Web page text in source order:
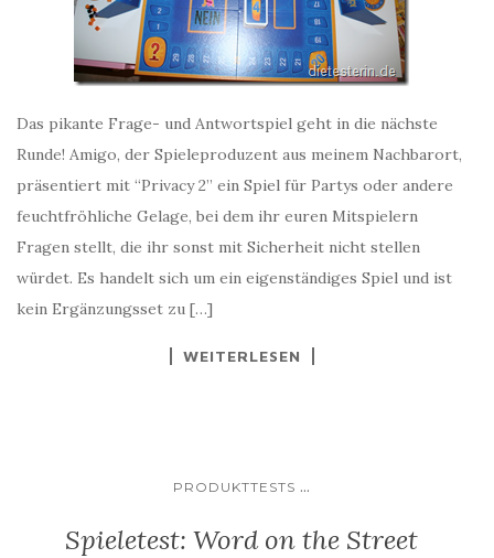
Das pikante Frage- und Antwortspiel geht in die nächste
Runde! Amigo, der Spieleproduzent aus meinem Nachbarort,
präsentiert mit “Privacy 2” ein Spiel für Partys oder andere
feuchtfröhliche Gelage, bei dem ihr euren Mitspielern
Fragen stellt, die ihr sonst mit Sicherheit nicht stellen
würdet. Es handelt sich um ein eigenständiges Spiel und ist
kein Ergänzungsset zu […]
WEITERLESEN
PRODUKTTESTS ...
Spieletest: Word on the Street